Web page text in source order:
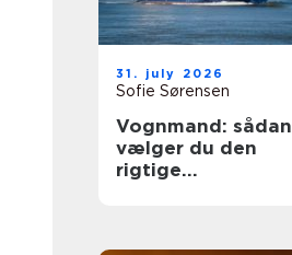
31. july 2026
Sofie Sørensen
Vognmand: sådan
vælger du den
rigtige